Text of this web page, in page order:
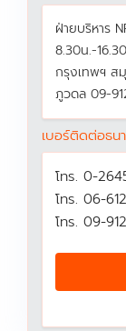
ฝ่ายบริหาร
8.30น.-
กรุงเทพฯ ส
ภูวดล 09-
เบอร์ติดต่อธน
โทร. 0-
โทร. 06-
โทร. 09-